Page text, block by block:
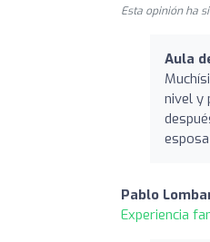
Esta opinión ha
Aula
nivel y
Pablo
Experiencia